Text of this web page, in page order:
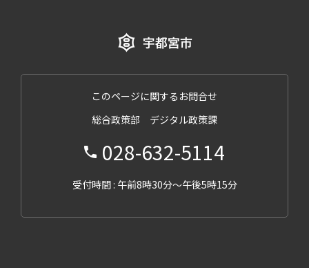
このページに関するお問合せ
総合政策部 デジタル政策課
028-632-5114
受付時間 : 午前8時30分～午後5時15分